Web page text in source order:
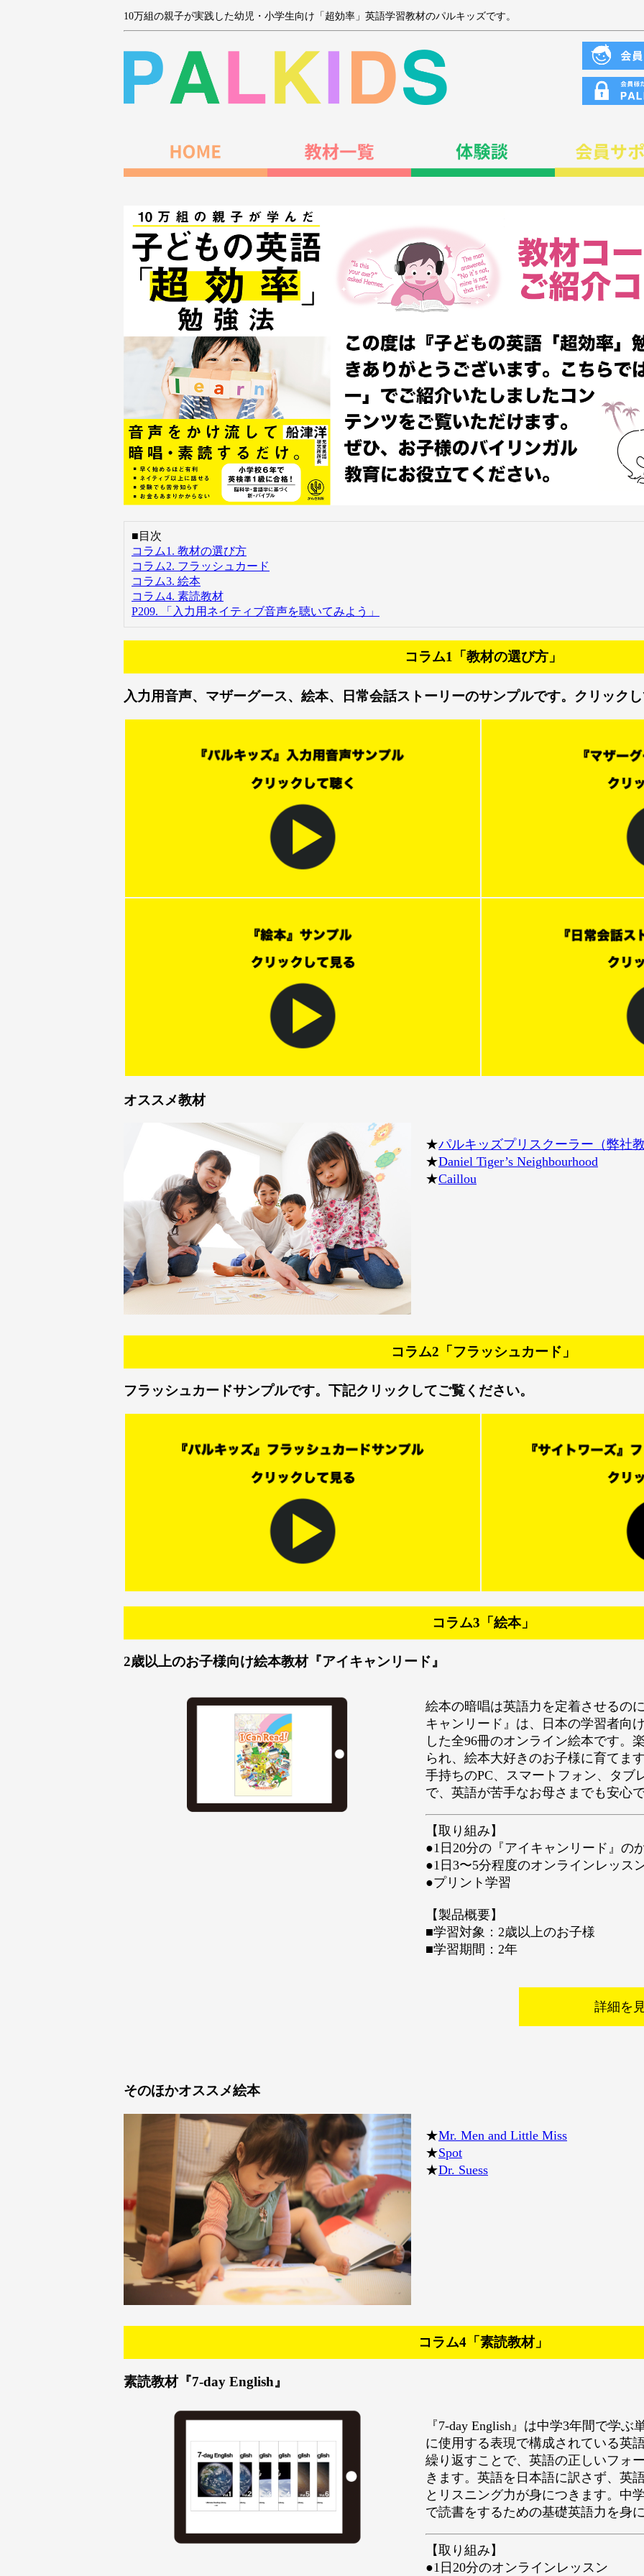
10万組の親子が実践した幼児・小学生向け「超効率」英語学習教材のパルキッズです。
■目次
コラム1. 教材の選び方
コラム2. フラッシュカード
コラム3. 絵本
コラム4. 素読教材
P209. 「入力用ネイティブ音声を聴いてみよう」
コラム1「教材の選び方」
入力用音声、マザーグース、絵本、日常会話ストーリーのサンプルです。クリック
オススメ教材
★パルキッズプリスクーラー（弊社
★Daniel Tiger’s Neighbourhood
★Caillou
コラム2「フラッシュカード」
フラッシュカードサンプルです。下記クリックしてご覧ください。
コラム3「絵本」
2歳以上のお子様向け絵本教材『アイキャンリード』
絵本の暗唱は英語力を定着させるの
キャンリード』は、日本の学習者向
した全96冊のオンライン絵本です。
られ、絵本大好きのお子様に育てま
手持ちのPC、スマートフォン、タブ
で、英語が苦手なお母さまでも安心
【取り組み】
●1日20分の『アイキャンリード』の
●1日3〜5分程度のオンラインレッス
●プリント学習
【製品概要】
■学習対象：2歳以上のお子様
■学習期間：2年
詳細を
そのほかオススメ絵本
★Mr. Men and Little Miss
★Spot
★Dr. Suess
コラム4「素読教材」
素読教材『7-day English』
『7-day English』は中学3年間で学
に使用する表現で構成されている英
繰り返すことで、英語の正しいフォ
きます。英語を日本語に訳さず、英
とリスニング力が身につきます。中
で読書をするための基礎英語力を身
【取り組み】
●1日20分のオンラインレッスン